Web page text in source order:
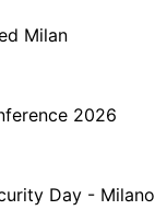
Milan
2026
Day - Milano